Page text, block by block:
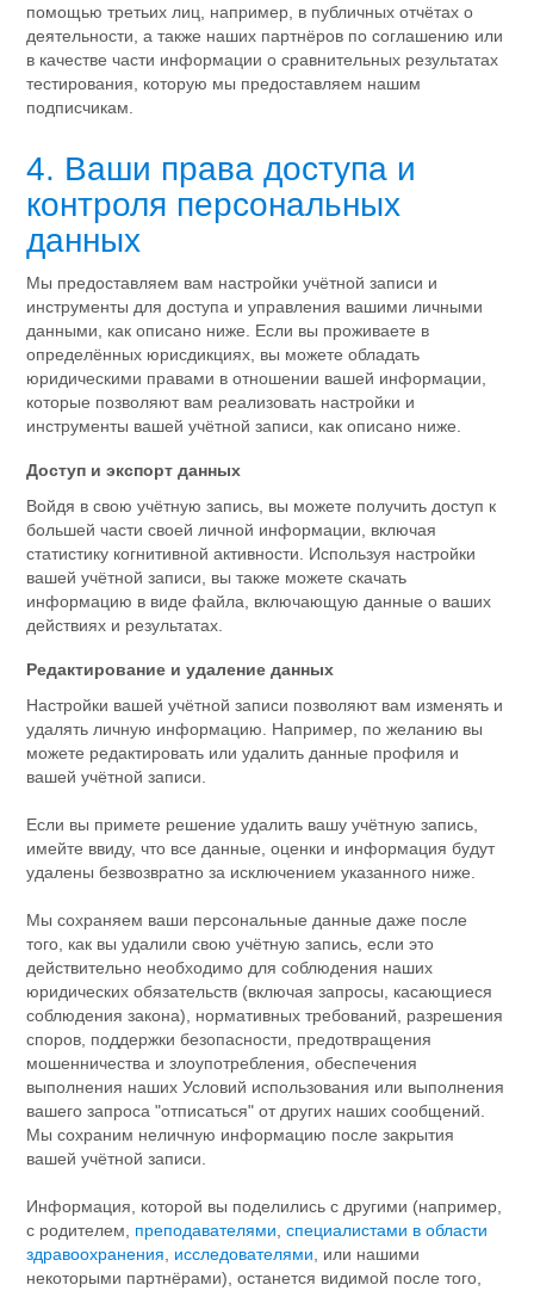
помощью третьих лиц, например, в публичных отчётах о
деятельности, а также наших партнёров по соглашению или
в качестве части информации о сравнительных результатах
тестирования, которую мы предоставляем нашим
подписчикам.
4. Ваши права доступа и
контроля персональных
данных
Мы предоставляем вам настройки учётной записи и
инструменты для доступа и управления вашими личными
данными, как описано ниже. Если вы проживаете в
определённых юрисдикциях, вы можете обладать
юридическими правами в отношении вашей информации,
которые позволяют вам реализовать настройки и
инструменты вашей учётной записи, как описано ниже.
Доступ и экспорт данных
Войдя в свою учётную запись, вы можете получить доступ к
большей части своей личной информации, включая
статистику когнитивной активности. Используя настройки
вашей учётной записи, вы также можете скачать
информацию в виде файла, включающую данные о ваших
действиях и результатах.
Редактирование и удаление данных
Настройки вашей учётной записи позволяют вам изменять и
удалять личную информацию. Например, по желанию вы
можете редактировать или удалить данные профиля и
вашей учётной записи.
Если вы примете решение удалить вашу учётную запись,
имейте ввиду, что все данные, оценки и информация будут
удалены безвозвратно за исключением указанного ниже.
Мы сохраняем ваши персональные данные даже после
того, как вы удалили свою учётную запись, если это
действительно необходимо для соблюдения наших
юридических обязательств (включая запросы, касающиеся
соблюдения закона), нормативных требований, разрешения
споров, поддержки безопасности, предотвращения
мошенничества и злоупотребления, обеспечения
выполнения наших Условий использования или выполнения
вашего запроса "отписаться" от других наших сообщений.
Мы сохраним неличную информацию после закрытия
вашей учётной записи.
Информация, которой вы поделились с другими (например,
с родителем, преподавателями ,специалистами в области
здравоохранения
исследователями , или нашими
некоторыми партнёрами), останется видимой после того,